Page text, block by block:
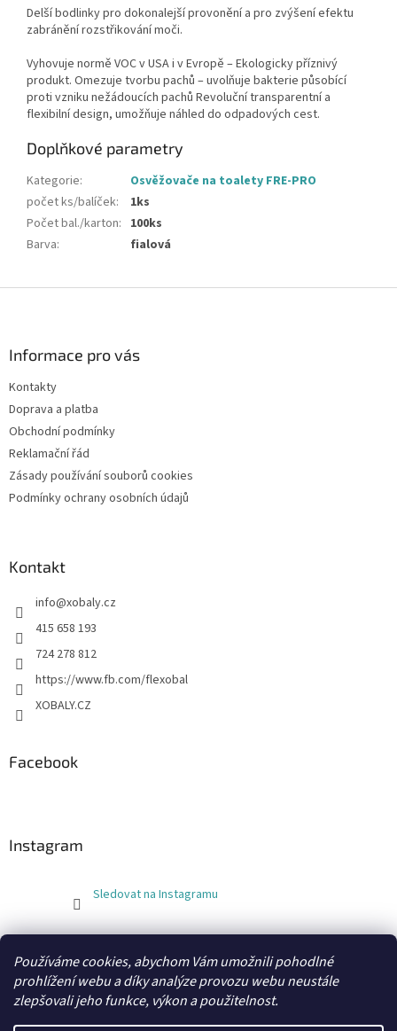
Používáme cookies, abychom Vám umožnili pohodlné
prohlížení webu a díky analýze provozu webu neustále
zlepšovali jeho funkce, výkon a použitelnost.
Delší bodlinky pro dokonalejší provonění a pro zvýšení efektu
zabránění rozstřikování moči.
Vyhovuje normě VOC v USA i v Evropě – Ekologicky příznivý
produkt. Omezuje tvorbu pachů – uvolňuje bakterie působící
proti vzniku nežádoucích pachů Revoluční transparentní a
flexibilní design, umožňuje náhled do odpadových cest.
Doplňkové parametry
Kategorie:
Osvěžovače na toalety FRE-PRO
počet ks/balíček:
1ks
Počet bal./karton: 100ks
Barva: fialová
Informace pro vás
Kontakty
Doprava a platba
Obchodní podmínky
Reklamační řád
Zásady používání souborů cookies
Podmínky ochrany osobních údajů
Kontakt
info@xobaly.cz
415 658 193
724 278 812
https://www.fb.com/flexobal
XOBALY.CZ
Facebook
Instagram
Sledovat na Instagramu